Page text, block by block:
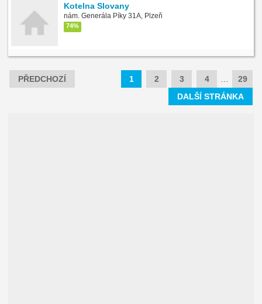
Kotelna Slovany
nám. Generála Píky 31A, Plzeň
74%
PŘEDCHOZÍ 1 2 3 4
29
DALŠÍ STRÁNKA